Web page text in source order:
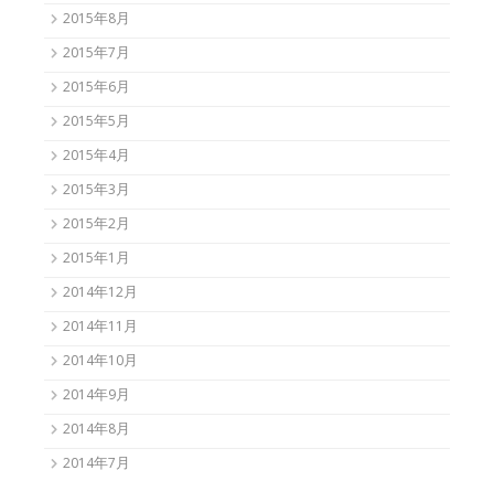
2015年8月
2015年7月
2015年6月
2015年5月
2015年4月
2015年3月
2015年2月
2015年1月
2014年12月
2014年11月
2014年10月
2014年9月
2014年8月
2014年7月